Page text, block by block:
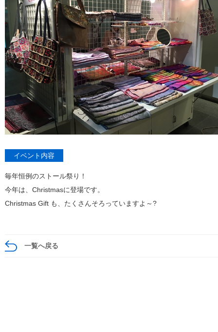
イベント内容
毎年恒例のストール祭り！
今年は、Christmasに登場です。
Christmas Gift も、たくさんそろっていますよ～?
一覧へ戻る